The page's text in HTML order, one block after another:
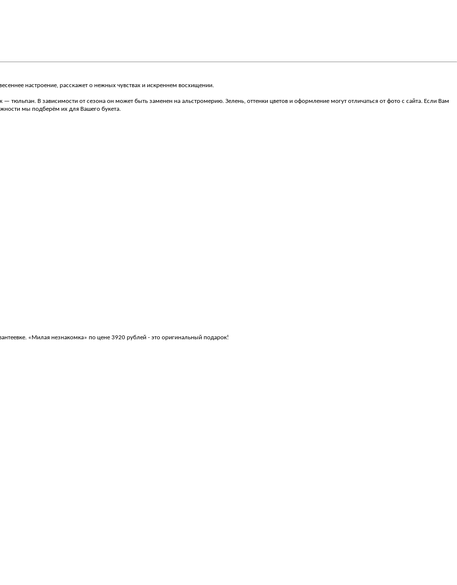
настроение, расскажет о нежных чувствах и искреннем восхищении.
тюльпан. В зависимости от сезона он может быть заменен на альстромерию. Зелень, оттенки цветов и оформление могут отличаться от фото с сайта. Если Вам
мы подберём их для Вашего букета.
«Милая незнакомка» по цене 3920 рублей - это оригинальный подарок!